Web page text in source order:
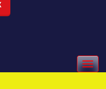
Toggle
navigation